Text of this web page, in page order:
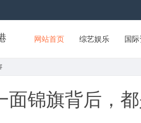
网站首页 综艺娱乐 国
面锦旗背后，